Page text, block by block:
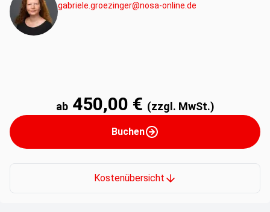
gabriele.groezinger@nosa-online.de
ab 450,00 € (zzgl. MwSt.)
Buchen
Kostenübersicht